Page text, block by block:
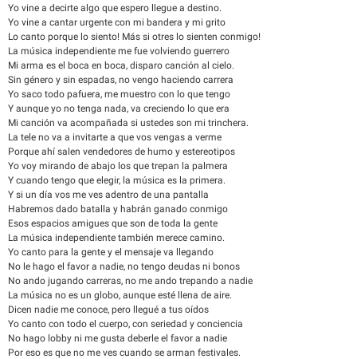
Yo vine a decirte algo que espero llegue a destino.
Yo vine a cantar urgente con mi bandera y mi grito
Lo canto porque lo siento! Más si otres lo sienten conmigo!
La música independiente me fue volviendo guerrero
Mi arma es el boca en boca, disparo canción al cielo.
Sin género y sin espadas, no vengo haciendo carrera
Yo saco todo pafuera, me muestro con lo que tengo
Y aunque yo no tenga nada, va creciendo lo que era
Mi canción va acompañada si ustedes son mi trinchera.
La tele no va a invitarte a que vos vengas a verme
Porque ahí salen vendedores de humo y estereotipos
Yo voy mirando de abajo los que trepan la palmera
Y cuando tengo que elegir, la música es la primera.
Y si un día vos me ves adentro de una pantalla
Habremos dado batalla y habrán ganado conmigo
Esos espacios amigues que son de toda la gente
La música independiente también merece camino.
Yo canto para la gente y el mensaje va llegando
No le hago el favor a nadie, no tengo deudas ni bonos
No ando jugando carreras, no me ando trepando a nadie
La música no es un globo, aunque esté llena de aire.
Dicen nadie me conoce, pero llegué a tus oídos
Yo canto con todo el cuerpo, con seriedad y conciencia
No hago lobby ni me gusta deberle el favor a nadie
Por eso es que no me ves cuando se arman festivales.